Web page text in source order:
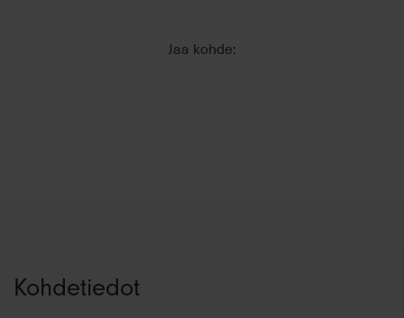
Jaa kohde:
Kohdetiedot